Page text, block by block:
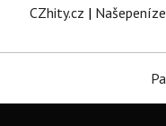
CZhity.cz |